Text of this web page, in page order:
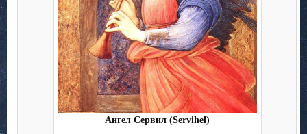
Ангел Сервил (Servihel)